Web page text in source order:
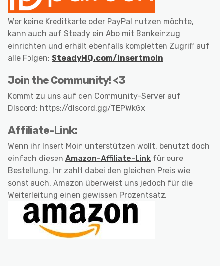
Wer keine Kreditkarte oder PayPal nutzen möchte,
kann auch auf Steady ein Abo mit Bankeinzug
einrichten und erhält ebenfalls kompletten Zugriff auf
alle Folgen: SteadyHQ.com/insertmoin
Join the Community! <3
Kommt zu uns auf den Community-Server auf
Discord: https://discord.gg/TEPWkGx
Affiliate-Link:
Wenn ihr Insert Moin unterstützen wollt, benutzt doch
einfach diesen Amazon-Affiliate-Link für eure
Bestellung. Ihr zahlt dabei den gleichen Preis wie
sonst auch, Amazon überweist uns jedoch für die
Weiterleitung einen gewissen Prozentsatz.